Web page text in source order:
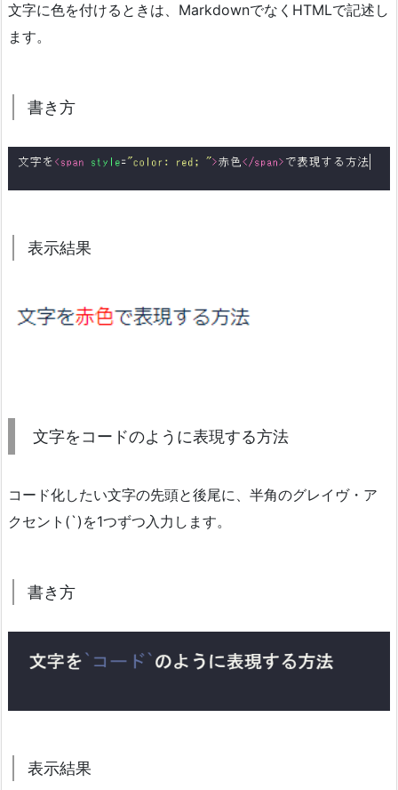
文字に色を付けるときは、MarkdownでなくHTMLで記述し
ます。
書き方
表示結果
文字をコードのように表現する方法
コード化したい文字の先頭と後尾に、半角のグレイヴ・ア
クセント(`)を1つずつ入力します。
書き方
表示結果